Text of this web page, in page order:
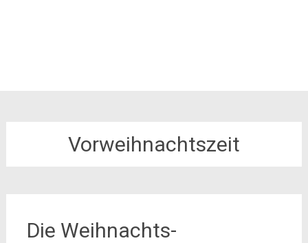
Vorweihnachtszeit
Die Weihnachts-